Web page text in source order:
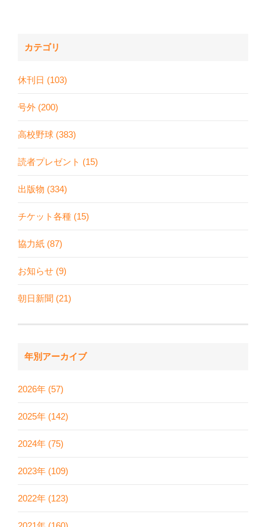
カテゴリ
休刊日 (103)
号外 (200)
高校野球 (383)
読者プレゼント (15)
出版物 (334)
チケット各種 (15)
協力紙 (87)
お知らせ (9)
朝日新聞 (21)
年別アーカイブ
2026年 (57)
2025年 (142)
2024年 (75)
2023年 (109)
2022年 (123)